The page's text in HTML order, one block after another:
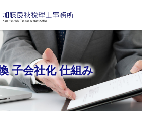
子会社化 仕組み